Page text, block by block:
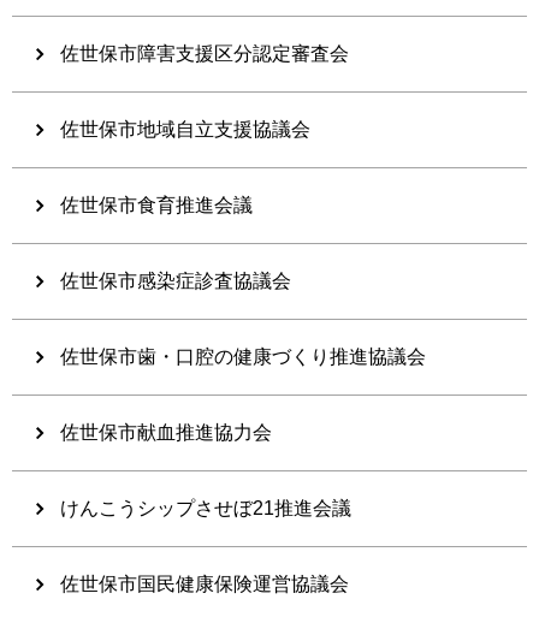
佐世保市障害支援区分認定審査会
佐世保市地域自立支援協議会
佐世保市食育推進会議
佐世保市感染症診査協議会
佐世保市歯・口腔の健康づくり推進協議会
佐世保市献血推進協力会
けんこうシップさせぼ21推進会議
佐世保市国民健康保険運営協議会